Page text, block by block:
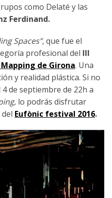
como Delaté y las
Ferdinand.
Spaces”, que fue el
profesional del III
de Girona. Una
y realidad plástica. Si no
de septiembre de 22h a
, lo podrás disfrutar
Eufònic festival 2016.